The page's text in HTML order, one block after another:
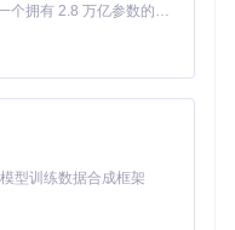
核扩展(kext)
征和属性
递给macOS，完成系统
"硬件翻译器"，使新系
Kimi K3 是Kimi能力最强的模型：这是一个拥有 2.8 万亿参数的混合专家（MoE）模型，具备原生视觉理解能力，并支持 100 万 token 的上下文窗口。
型训练数据合成框架